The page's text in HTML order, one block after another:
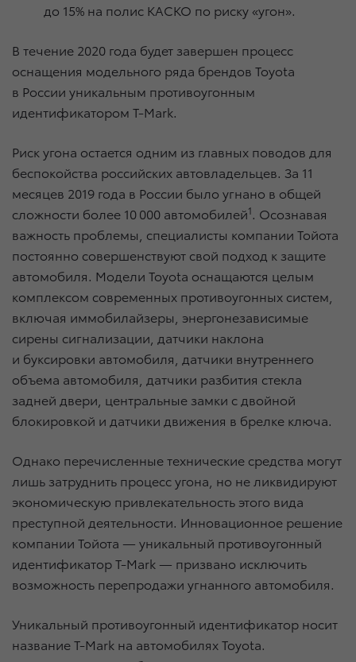
до 15% на полис КАСКО по риску «угон».
В течение 2020 года будет завершен процесс
оснащения модельного ряда брендов Toyota
в России уникальным противоугонным
идентификатором T-Mark.
Риск угона остается одним из главных поводов для
беспокойства российских автовладельцев. За 11
месяцев 2019 года в России было угнано в общей
сложности более 10 000 автомобилей1. Осознавая
важность проблемы, специалисты компании Тойота
постоянно совершенствуют свой подход к защите
автомобиля. Модели Toyota оснащаются целым
комплексом современных противоугонных систем,
включая иммобилайзеры, энергонезависимые
сирены сигнализации, датчики наклона
и буксировки автомобиля, датчики внутреннего
объема автомобиля, датчики разбития стекла
задней двери, центральные замки с двойной
блокировкой и датчики движения в брелке ключа.
Однако перечисленные технические средства могут
лишь затруднить процесс угона, но не ликвидируют
экономическую привлекательность этого вида
преступной деятельности. Инновационное решение
компании Тойота — уникальный противоугонный
идентификатор T-Mark — призвано исключить
возможность перепродажи угнанного автомобиля.
Уникальный противоугонный идентификатор носит
название T-Mark на автомобилях Toyota.